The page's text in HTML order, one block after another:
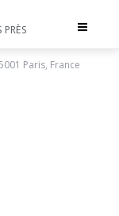
Toggle
Paris, France